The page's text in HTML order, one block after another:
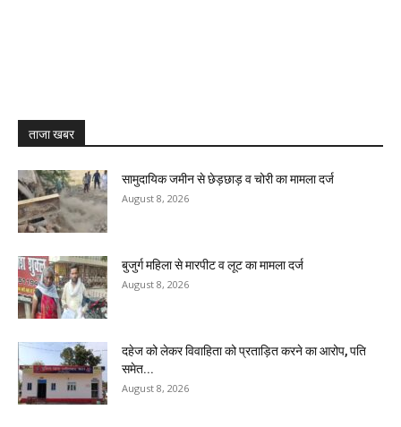
ताजा खबर
सामुदायिक जमीन से छेड़छाड़ व चोरी का मामला दर्ज
August 8, 2026
बुजुर्ग महिला से मारपीट व लूट का मामला दर्ज
August 8, 2026
दहेज को लेकर विवाहिता को प्रताड़ित करने का आरोप, पति
समेत...
August 8, 2026